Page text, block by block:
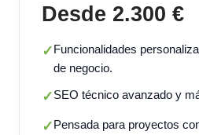
Desde 2.300 €
✓Funcionalidades
de negocio.
✓SEO técnico avanzado y
✓Pensada para proyectos